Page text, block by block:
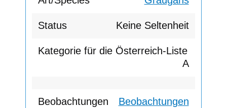
Keine Seltenheit
A
Beobachtungen